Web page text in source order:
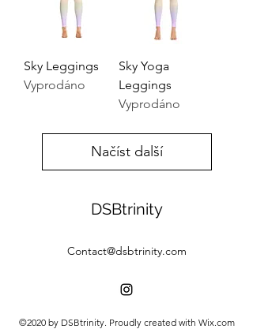
Sky Leggings
Vyprodáno
Sky Yoga
Leggings
Vyprodáno
Načíst další
DSBtrinity
Contact@dsbtrinity.com
©2020 by DSBtrinity. Proudly created with Wix.com